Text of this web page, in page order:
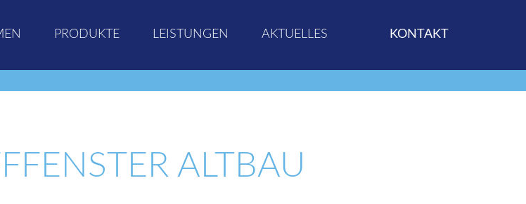
PRODUKTE LEISTUNGEN AKTUELLES KONTAKT
ALTBAU